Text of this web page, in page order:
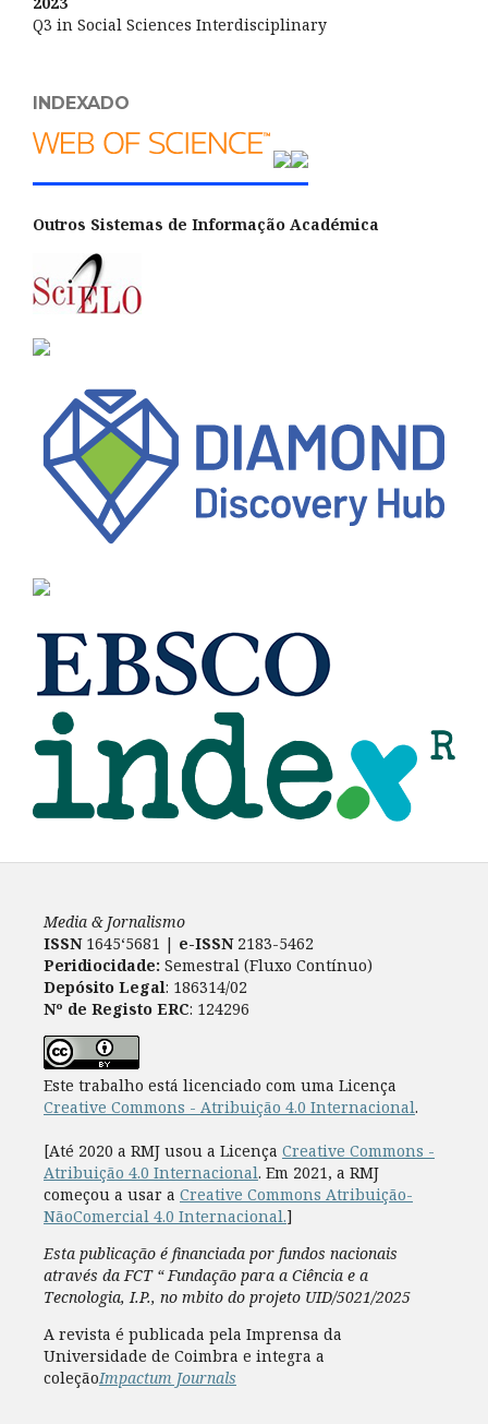
Q3 in Social Sciences Interdisciplinary
INDEXADO
Outros Sistemas de Informação Académica
Media & Jornalismo
ISSN 1645‘5681 | e-ISSN2183-5462
Peridiocidade: Semestral (Fluxo Contínuo)
Depósito Legal: 186314/02
Nº de Registo ERC: 124296
Este trabalho está licenciado com uma Licença
Creative Commons - Atribuição 4.0 Internacional.
[Até 2020 a RMJ usou a Licença Creative Commons -
Atribuição 4.0 Internacional. Em 2021, a RMJ
começou a usar a Creative Commons Atribuição-
NãoComercial 4.0 Internacional.]
Esta publicação é financiada por fundos nacionais
através da FCT “ Fundação para a Ciência e a
Tecnologia, I.P., no mbito do projeto UID/5021/2025
A revista é publicada pela Imprensa da
Universidade de Coimbra e integra a
coleçãoImpactum Journals